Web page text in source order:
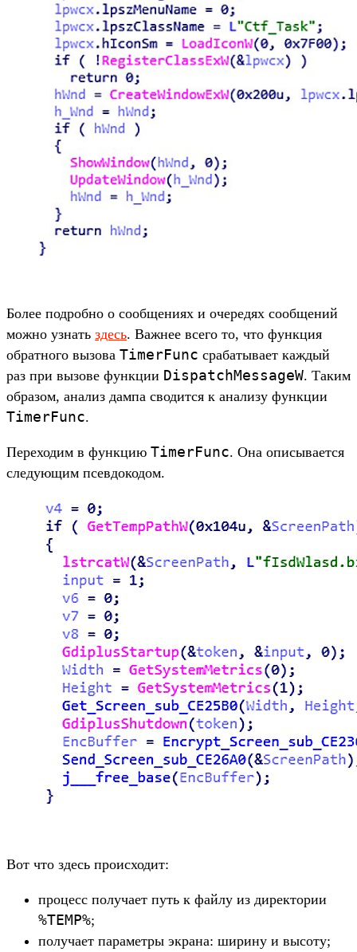
Более подробно о сообщениях и очередях сообщений
можно узнать здесь. Важнее всего то, что функция
обратного вызова TimerFunc срабатывает каждый
раз при вызове функции DispatchMessageW. Таким
образом, анализ дампа сводится к анализу функции
TimerFunc.
Переходим в функцию TimerFunc. Она описывается
следующим псевдокодом.
Вот что здесь происходит:
процесс получает путь к файлу из директории
%TEMP%;
получает параметры экрана: ширину и высоту;